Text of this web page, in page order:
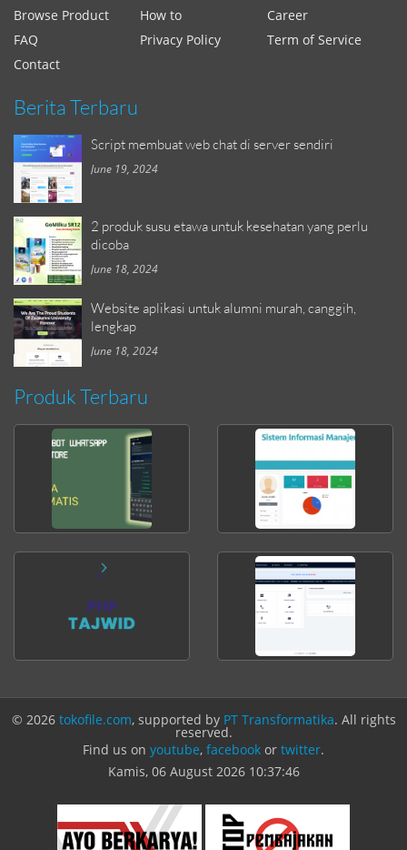
Browse Product
How to
Career
FAQ
Privacy Policy
Term of Service
Contact
Berita Terbaru
Script membuat web chat di server sendiri
June 19, 2024
2 produk susu etawa untuk kesehatan yang perlu
dicoba
June 18, 2024
Website aplikasi untuk alumni murah, canggih,
lengkap
June 18, 2024
Produk Terbaru
© 2026 tokofile.com, supported by PT Transformatika. All rights
reserved.
Find us on youtube, facebook or twitter.
Kamis, 06 August 2026 10:37:46